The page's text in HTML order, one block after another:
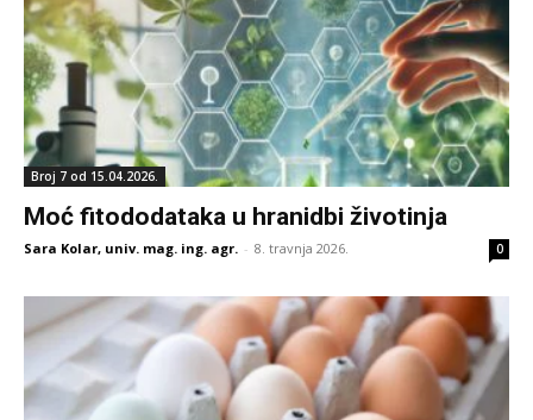
Broj 7 od 15.04.2026.
Moć fitododataka u hranidbi životinja
Sara Kolar, univ. mag. ing. agr. - 8. travnja 2026. 0